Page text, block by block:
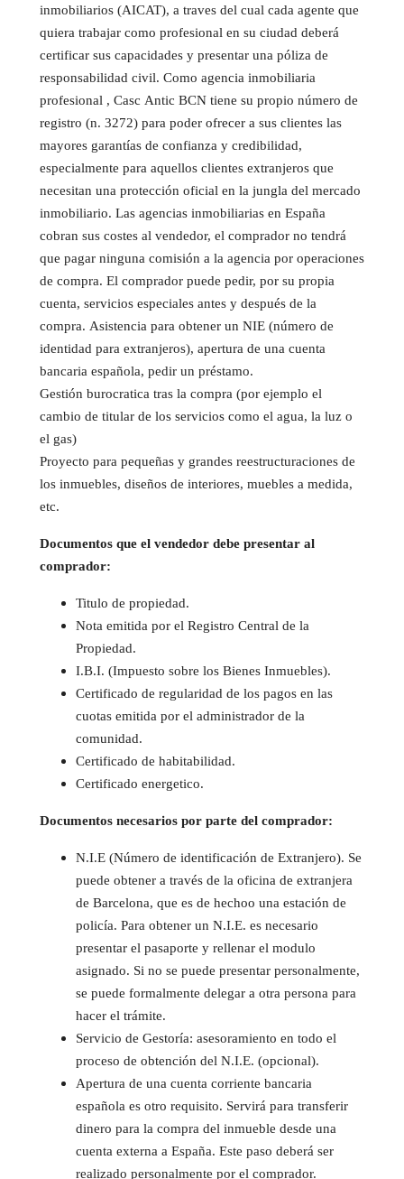
inmobiliarios (AICAT), a traves del cual cada agente que
quiera trabajar como profesional en su ciudad deberá
certificar sus capacidades y presentar una póliza de
responsabilidad civil. Como agencia inmobiliaria
profesional , Casc Antic BCN tiene su propio número de
registro (n. 3272) para poder ofrecer a sus clientes las
mayores garantías de confianza y credibilidad,
especialmente para aquellos clientes extranjeros que
necesitan una protección oficial en la jungla del mercado
inmobiliario. Las agencias inmobiliarias en España
cobran sus costes al vendedor, el comprador no tendrá
que pagar ninguna comisión a la agencia por operaciones
de compra. El comprador puede pedir, por su propia
cuenta, servicios especiales antes y después de la
compra. Asistencia para obtener un NIE (número de
identidad para extranjeros), apertura de una cuenta
bancaria española, pedir un préstamo.
Gestión burocratica tras la compra (por ejemplo el
cambio de titular de los servicios como el agua, la luz o
el gas)
Proyecto para pequeñas y grandes reestructuraciones de
los inmuebles, diseños de interiores, muebles a medida,
etc.
Documentos que el vendedor debe presentar al
comprador:
Titulo de propiedad.
Nota emitida por el Registro Central de la
Propiedad.
I.B.I. (Impuesto sobre los Bienes Inmuebles).
Certificado de regularidad de los pagos en las
cuotas emitida por el administrador de la
comunidad.
Certificado de habitabilidad.
Certificado energetico.
Documentos necesarios por parte del comprador:
N.I.E (Número de identificación de Extranjero). Se
puede obtener a través de la oficina de extranjera
de Barcelona, que es de hechoo una estación de
policía. Para obtener un N.I.E. es necesario
presentar el pasaporte y rellenar el modulo
asignado. Si no se puede presentar personalmente,
se puede formalmente delegar a otra persona para
hacer el trámite.
Servicio de Gestoría: asesoramiento en todo el
proceso de obtención del N.I.E. (opcional).
Apertura de una cuenta corriente bancaria
española es otro requisito. Servirá para transferir
dinero para la compra del inmueble desde una
cuenta externa a España. Este paso deberá ser
realizado personalmente por el comprador.